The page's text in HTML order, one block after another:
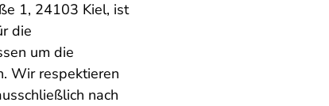
1, 24103 Kiel, ist
die
um die
Wir respektieren
nach